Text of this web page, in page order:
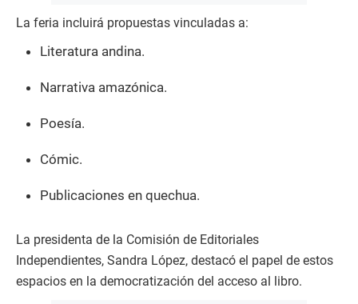
La feria incluirá propuestas vinculadas a:
Literatura andina.
Narrativa amazónica.
Poesía.
Cómic.
Publicaciones en quechua.
La presidenta de la Comisión de Editoriales
Independientes, Sandra López, destacó el papel de estos
espacios en la democratización del acceso al libro.